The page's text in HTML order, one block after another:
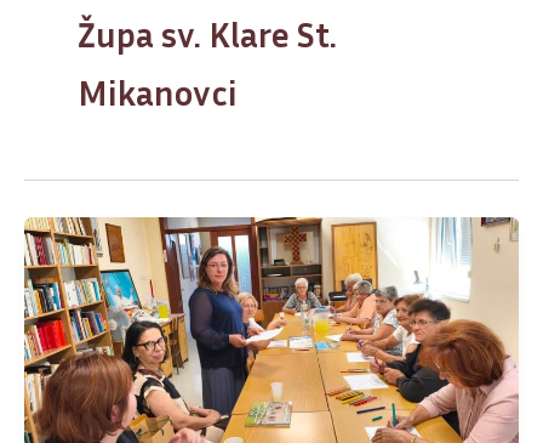
Župa sv. Klare St.
Mikanovci